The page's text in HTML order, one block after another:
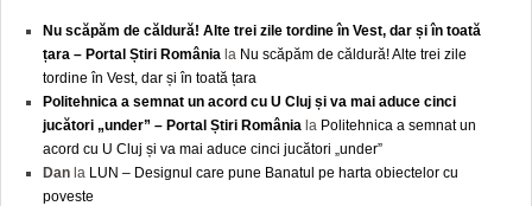
Nu scăpăm de căldură! Alte trei zile tordine în Vest, dar și în toată
țara – Portal Știri România la Nu scăpăm de căldură! Alte trei zile
tordine în Vest, dar și în toată țara
Politehnica a semnat un acord cu U Cluj și va mai aduce cinci
jucători „under” – Portal Știri România la Politehnica a semnat un
acord cu U Cluj și va mai aduce cinci jucători „under”
Dan la LUN – Designul care pune Banatul pe harta obiectelor cu
poveste